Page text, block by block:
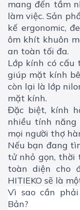
mang đến tầm
làm việc. Sản
kế ergonomic,
ôm khít khuôn
an toàn tối đa.
Lớp kính có cấu
giúp mặt kính
còn lại là lớp
mặt kính.
Đặc biệt, kính
nhiều tính năng
mọi người thợ
Nếu bạn đang
tử nhỏ gọn, thời
toàn diện cho
HITIEKO sẽ là
Vì sao cần
Bản?